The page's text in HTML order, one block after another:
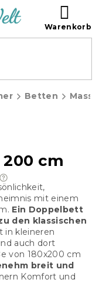
Betten
cm
mit einem
Ein Doppelbett
den klassischen
in kleineren
auch dort
von 180x200 cm
breit und
Komfort und